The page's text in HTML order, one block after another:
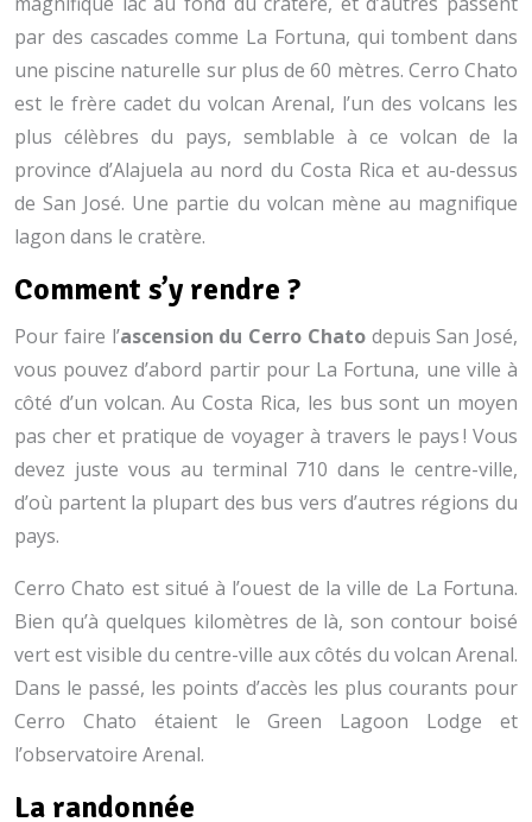
par des cascades comme La Fortuna, qui tombent dans
une piscine naturelle sur plus de 60 mètres. Cerro Chato
est le frère cadet du volcan Arenal, l’un des volcans les
plus célèbres du pays, semblable à ce volcan de la
province d’Alajuela au nord du Costa Rica et au-dessus
de San José. Une partie du volcan mène au magnifique
lagon dans le cratère.
Comment s’y rendre ?
Pour faire l’ascension du Cerro Chatodepuis San José,
vous pouvez d’abord partir pour La Fortuna, une ville à
côté d’un volcan. Au Costa Rica, les bus sont un moyen
pas cher et pratique de voyager à travers le pays ! Vous
devez juste vous au terminal 710 dans le centre-ville,
d’où partent la plupart des bus vers d’autres régions du
pays.
Cerro Chato est situé à l’ouest de la ville de La Fortuna.
Bien qu’à quelques kilomètres de là, son contour boisé
vert est visible du centre-ville aux côtés du volcan Arenal.
Dans le passé, les points d’accès les plus courants pour
Cerro Chato étaient le Green Lagoon Lodge et
l’observatoire Arenal.
La randonnée